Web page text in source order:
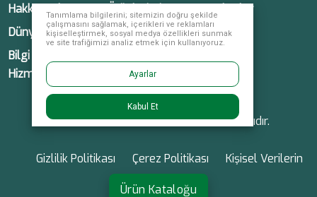
Ürün Kataloğu
Hakkımızda Ürünlerimiz
Haberler
Dünyada Yüksel
Kariyer
İletişim
Bilgi Toplumu
Hizmetleri
© 2026 Yüksel Tohum, tüm hakları saklıdır.
Gizlilik Politikası Çerez Politikası
Kişisel Verilerin
Korunması
Tanımlama bilgilerini; sitemizin doğru şekilde
çalışmasını sağlamak, içerikleri ve reklamları
kişiselleştirmek, sosyal medya özellikleri sunmak
ve site trafiğimizi analiz etmek için kullanıyoruz.
Ayarlar
Kabul Et